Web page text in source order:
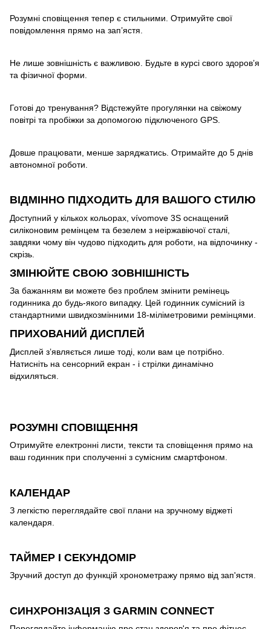
Розумні сповіщення тепер є стильними. Отримуйте свої
повідомлення прямо на зап’ястя.
Не лише зовнішність є важливою. Будьте в курсі свого здоров’я
та фізичної форми.
Готові до тренування? Відстежуйте прогулянки на свіжому
повітрі та пробіжки за допомогою підключеного GPS.
Довше працювати, менше заряджатись. Отримайте до 5 днів
автономної роботи.
ВІДМІННО ПІДХОДИТЬ ДЛЯ ВАШОГО СТИЛЮ
Доступний у кількох кольорах, vívomove 3S оснащений
силіконовим ремінцем та безелем з неіржавіючої сталі,
завдяки чому він чудово підходить для роботи, на відпочинку -
скрізь.
ЗМІНЮЙТЕ СВОЮ ЗОВНІШНІСТЬ
За бажанням ви можете без проблем змінити ремінець
годинника до будь-якого випадку. Цей годинник сумісний із
стандартними швидкозмінними 18-міліметровими ремінцями.
ПРИХОВАНИЙ ДИСПЛЕЙ
Дисплей з’являється лише тоді, коли вам це потрібно.
Натисніть на сенсорний екран - і стрілки динамічно
відхиляться.
РОЗУМНІ СПОВІЩЕННЯ
Отримуйте електронні листи, тексти та сповіщення прямо на
ваш годинник при сполученні з сумісним смартфоном.
КАЛЕНДАР
З легкістю переглядайте свої плани на зручному віджеті
календаря.
ТАЙМЕР І СЕКУНДОМІР
Зручний доступ до функцій хронометражу прямо від зап'ястя.
СИНХРОНІЗАЦІЯ З GARMIN CONNECT